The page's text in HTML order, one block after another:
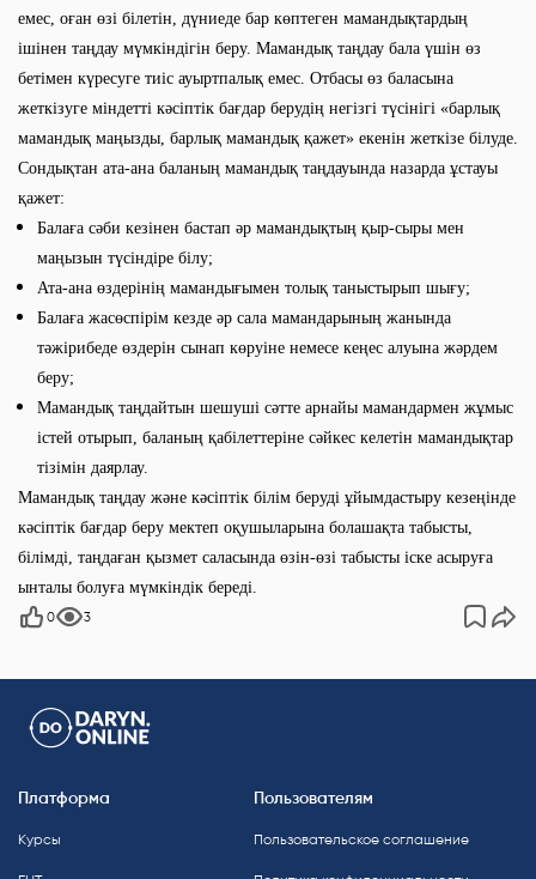
емес, оған өзі білетін, дүниеде бар көптеген мамандықтардың
ішінен таңдау мүмкіндігін беру. Мамандық таңдау бала үшін өз
бетімен күресуге тиіс ауыртпалық емес. Отбасы өз баласына
жеткізуге міндетті кәсіптік бағдар берудің негізгі түсінігі «барлық
мамандық маңызды, барлық мамандық қажет» екенін жеткізе білуде.
Сондықтан ата-ана баланың мамандық таңдауында назарда ұстауы
қажет:
Балаға сәби кезінен бастап әр мамандықтың қыр-сыры мен
маңызын түсіндіре білу;
Ата-ана өздерінің мамандығымен толық таныстырып шығу;
Балаға жасөспірім кезде әр сала мамандарының жанында
тәжірибеде өздерін сынап көруіне немесе кеңес алуына жәрдем
беру;
Мамандық таңдайтын шешуші сәтте арнайы мамандармен жұмыс
істей отырып, баланың қабілеттеріне сәйкес келетін мамандықтар
тізімін даярлау.
Мамандық таңдау және кәсіптік білім беруді ұйымдастыру кезеңінде
кәсіптік бағдар беру мектеп оқушыларына болашақта табысты,
білімді, таңдаған қызмет саласында өзін-өзі табысты іске асыруға
ынталы болуға мүмкіндік береді.
0 3
Платформа
Курсы
Пользователям
Пользовательское соглашение